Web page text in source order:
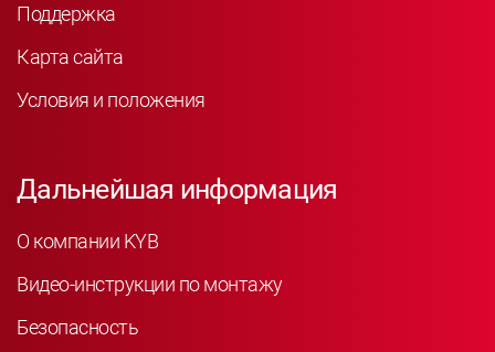
Поддержка
Карта сайта
Условия и положения
Дальнейшая информация
О компании KYB
Видео-инструкции по монтажу
Безопасность